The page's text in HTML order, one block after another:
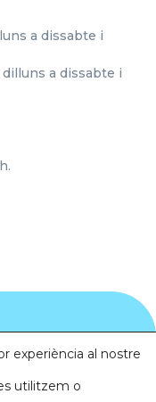
a dissabte i
a dissabte i
experiència al nostre
utilitzem o